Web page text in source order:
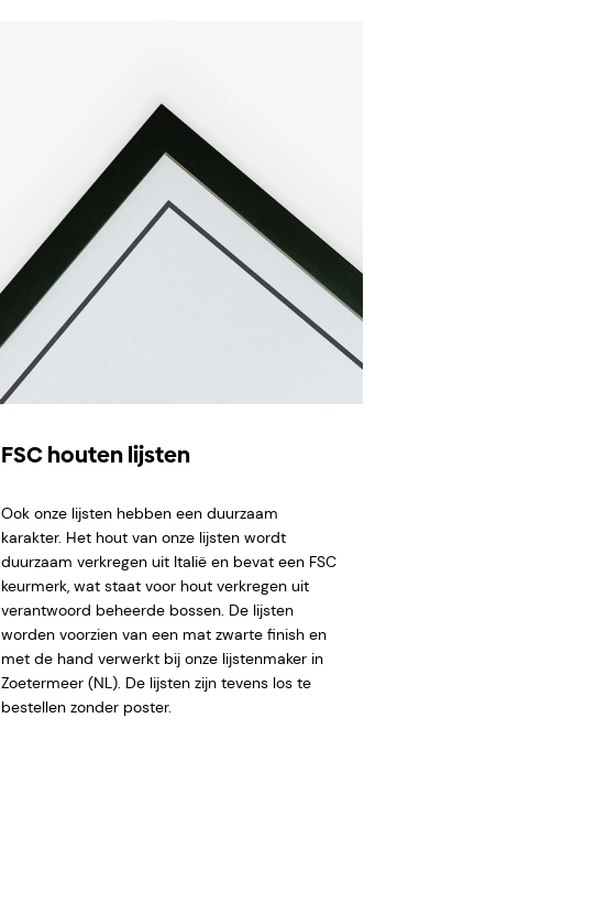
FSC houten lijsten
Ook onze lijsten hebben een duurzaam
karakter. Het hout van onze lijsten wordt
duurzaam verkregen uit Italië en bevat een FSC
keurmerk, wat staat voor hout verkregen uit
verantwoord beheerde bossen. De lijsten
worden voorzien van een mat zwarte finish en
met de hand verwerkt bij onze lijstenmaker in
Zoetermeer (NL). De lijsten zijn tevens los te
bestellen zonder poster.